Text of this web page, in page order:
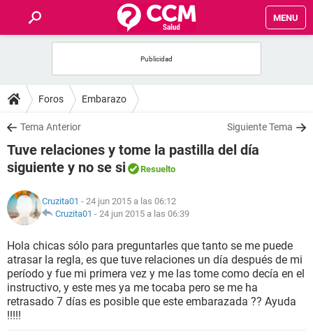
MENU
FOROS
SALUD
FAMILIA
NUTRICIÓN
SEXUALIDAD
GLOSARIO
Foros Embarazo
Tema Anterior Siguiente Tema
Tuve relaciones y tome la pastilla del día
siguiente y no se si
Resuelto
Cruzita01 - 24 jun 2015 a las 06:12
Cruzita01 - 24 jun 2015 a las 06:39
Hola chicas sólo para preguntarles que tanto se me puede
atrasar la regla, es que tuve relaciones un día después de mi
período y fue mi primera vez y me las tome como decía en el
instructivo, y este mes ya me tocaba pero se me ha
retrasado 7 días es posible que este embarazada ?? Ayuda
!!!!!